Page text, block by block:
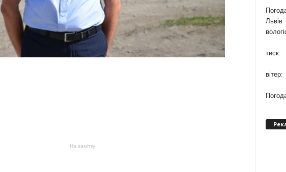
На замітку
Львів
тиск:
вітер: